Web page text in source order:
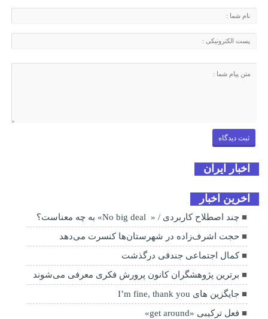
اخبار ایران
اخرین اخبار
چند اصطلاح کاربردی / « No big deal» به چه معناست؟
حجت اشرف‌زاده در شهرستان‌ها کنسرت می‌دهد
کمال اجتماعی جندقی درگذشت
برترین پژوهشگران کانون پرورش فکری معرفی می‌شوند
جایگزین های I’m fine, thank you
فعل ترکیبی «get around»